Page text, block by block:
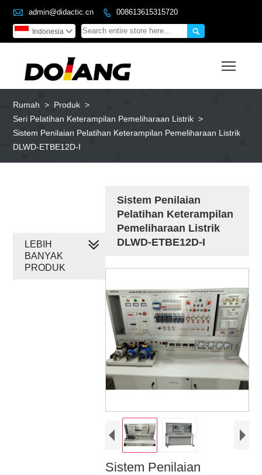
 admin@didactic.cn  008613615315720

Indonesia 
Rumah > Produk >
Seri Pelatihan Keterampilan Pemeliharaan Listrik >
Sistem Penilaian Pelatihan Keterampilan Pemeliharaan Listrik
DLWD-ETBE12D-I
Sistem Penilaian
Pelatihan Keterampilan
Pemeliharaan Listrik
DLWD-ETBE12D-I
Sistem Penilaian
LEBIH
BANYAK
PRODUK